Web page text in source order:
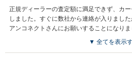
正規ディーラーの査定額に満足できず、カ
しました。すぐに数社から連絡が入りまし
アンコネクトさんにお願いすることになり
い説明と親身になって考えてくれる担当者
買取店からの返信
▼ 全てを表示